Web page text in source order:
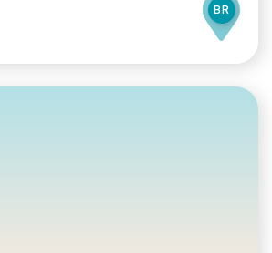
BR